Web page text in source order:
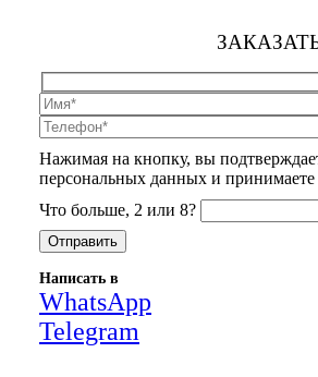
Нажимая на кнопку, вы
персональных данных и принимаете
Что больше, 2 или 8?
Написать в
WhatsApp
Telegram